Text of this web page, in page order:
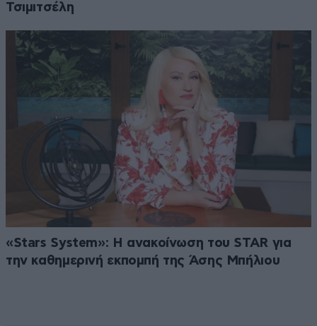
Τσιμιτσέλη
«Stars System»: Η ανακοίνωση του STAR για
την καθημερινή εκπομπή της Άσης Μπήλιου